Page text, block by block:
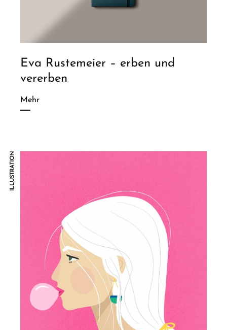
Eva Rustemeier – erben und
vererben
Mehr
ILLUSTRATION